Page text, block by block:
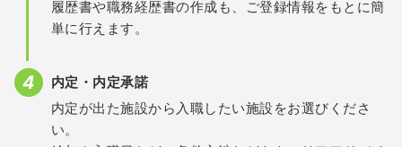
履歴書や職務経歴書の作成も、ご登録情報をもとに簡
単に行えます。
内定・内定承諾
内定が出た施設から入職したい施設をお選びくださ
い。